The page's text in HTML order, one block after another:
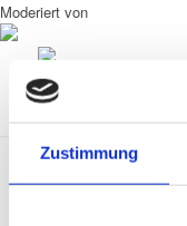
Zustimmung
Moderiert von